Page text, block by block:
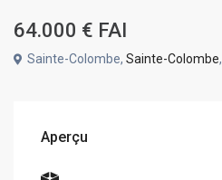
64.000 € FAI
Sainte-Colombe,Sainte-Colombe,
Aperçu